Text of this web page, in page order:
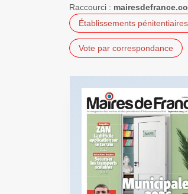
Raccourci :
Établissements pénitentiaires
Vote par correspondance